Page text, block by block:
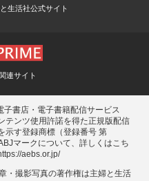
生活社公式サイト
連サイト
子書店・電子書籍配信サービス
テンツ使用許諾を得た正規版配信
示す登録商標（登録番号 第
マークについて、詳しくはこち
aebs.or.jp/
・撮影写真の著作権は主婦と⽣活